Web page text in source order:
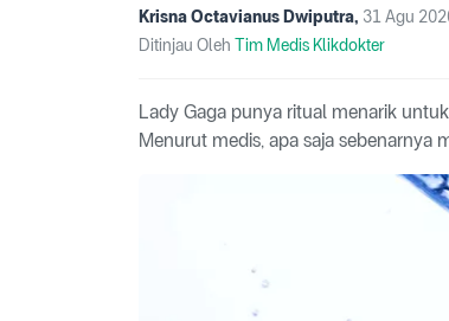
Krisna Octavianus Dwiputra, 31 Agu
Ditinjau Oleh Tim Medis Klikdokter
Lady Gaga punya ritual menarik
Menurut medis, apa saja sebenarnya